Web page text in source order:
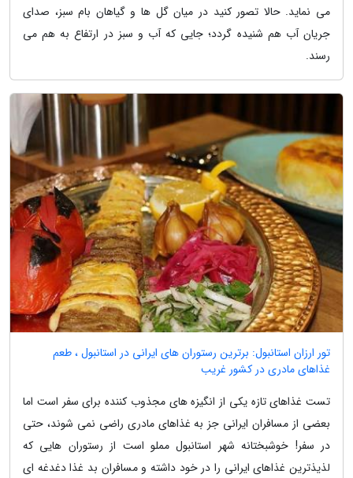
می نماید. حالا تصور کنید در میان گل ها و گیاهان بام سبز، صدای
جریان آب هم شنیده گردد؛ جایی که آب و سبز در ارتفاع به هم می
رسند.
تور ارزان استانبول: برترین رستوران های ایرانی در استانبول ، طعم
غذاهای مادری در کشور غریب
تست غذاهای تازه یکی از انگیزه های مجذوب کننده برای سفر است اما
بعضی از مسافران ایرانی جز به غذاهای مادری راضی نمی شوند، حتی
در سفر! خوشبختانه شهر استانبول مملو است از رستوران هایی که
لذیذترین غذاهای ایرانی را در خود داشته و مسافران بد غذا دغدغه ای